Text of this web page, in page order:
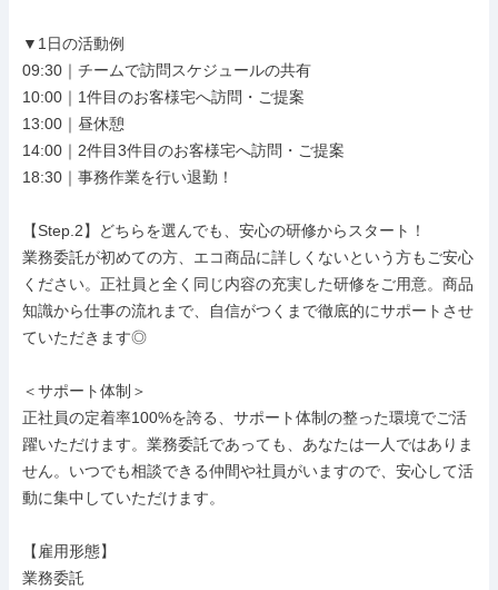
▼1日の活動例
09:30｜チームで訪問スケジュールの共有
10:00｜1件目のお客様宅へ訪問・ご提案
13:00｜昼休憩
14:00｜2件目3件目のお客様宅へ訪問・ご提案
18:30｜事務作業を行い退勤！
【Step.2】どちらを選んでも、安心の研修からスタート！
業務委託が初めての方、エコ商品に詳しくないという方もご安心
ください。正社員と全く同じ内容の充実した研修をご用意。商品
知識から仕事の流れまで、自信がつくまで徹底的にサポートさせ
ていただきます◎
＜サポート体制＞
正社員の定着率100%を誇る、サポート体制の整った環境でご活
躍いただけます。業務委託であっても、あなたは一人ではありま
せん。いつでも相談できる仲間や社員がいますので、安心して活
動に集中していただけます。
【雇用形態】
業務委託